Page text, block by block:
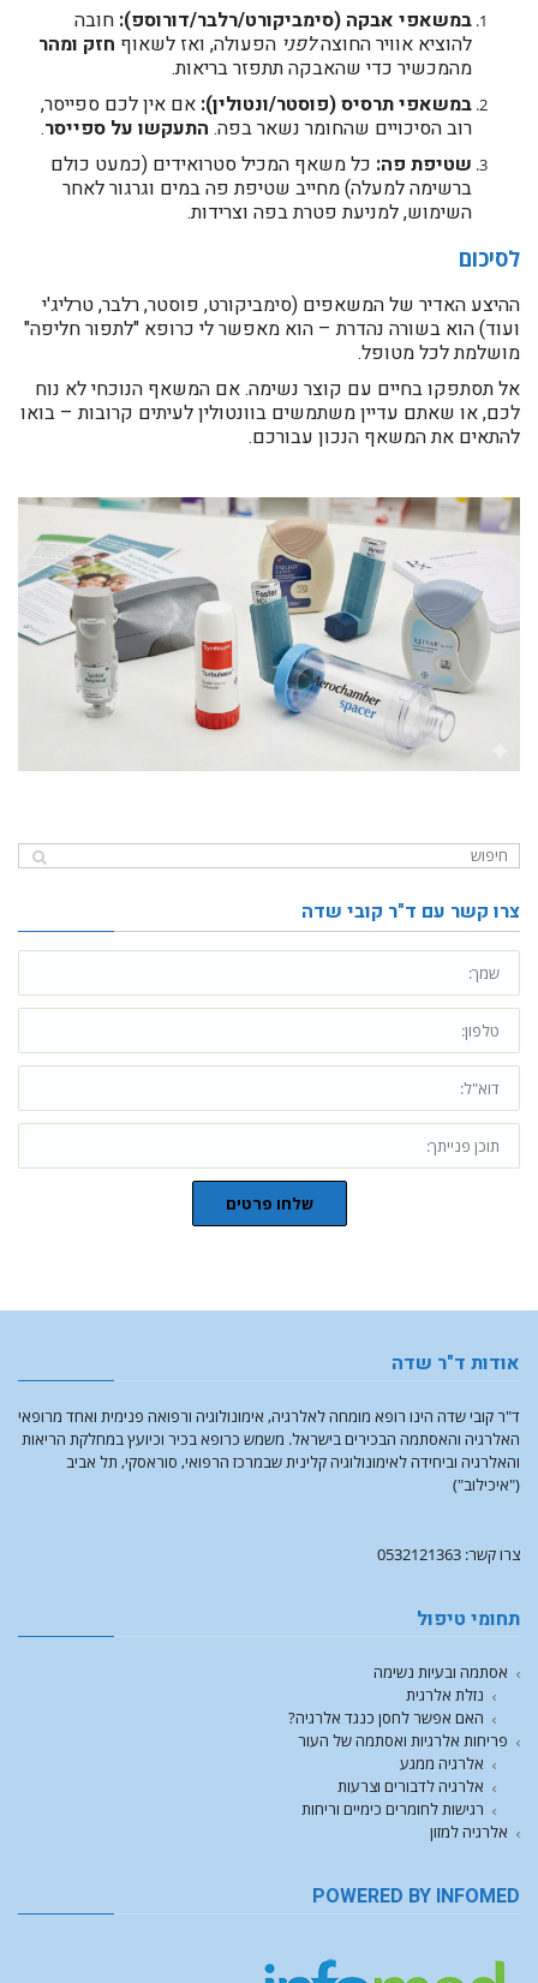
במשאפי אבקה (סימביקורט/רלבר/דורוספ): חובה
להוציא אוויר החוצהלפני הפעולה, ואז לשאוף חזק ומהר
מהמכשיר כדי שהאבקה תתפזר בריאות.
במשאפי תרסיס (פוסטר/ונטולין): אם אין לכם ספייסר,
רוב הסיכויים שהחומר נשאר בפה. התעקשו על ספייסר.
שטיפת פה: כל משאף המכיל סטרואידים (כמעט כולם
ברשימה למעלה) מחייב שטיפת פה במים וגרגור לאחר
השימוש, למניעת פטרת בפה וצרידות.
לסיכום
ההיצע האדיר של המשאפים (סימביקורט, פוסטר, רלבר, טרליג'י
ועוד) הוא בשורה נהדרת – הוא מאפשר לי כרופא "לתפור חליפה"
מושלמת לכל מטופל.
אל תסתפקו בחיים עם קוצר נשימה. אם המשאף הנוכחי לא נוח
לכם, או שאתם עדיין משתמשים בוונטולין לעיתים קרובות – בואו
להתאים את המשאף הנכון עבורכם.
צרו קשר עם ד"ר קובי שדה
שלחו פרטים
אודות ד"ר שדה
ד"ר קובי שדה הינו רופא מומחה לאלרגיה, אימונולוגיה ורפואה פנימית ואחד מרופאי
האלרגיה והאסתמה הבכירים בישראל. משמש כרופא בכיר וכיועץ במחלקת הריאות
והאלרגיה וביחידה לאימונולוגיה קלינית שבמרכז הרפואי, סוראסקי, תל אביב
("איכילוב")
צרו קשר: 0532121363
תחומי טיפול
אסתמה ובעיות נשימה
נזלת אלרגית
האם אפשר לחסן כנגד אלרגיה?
פריחות אלרגיות ואסתמה של העור
אלרגיה ממגע
אלרגיה לדבורים וצרעות
רגישות לחומרים כימיים וריחות
אלרגיה למזון
POWERED BY INFOMED